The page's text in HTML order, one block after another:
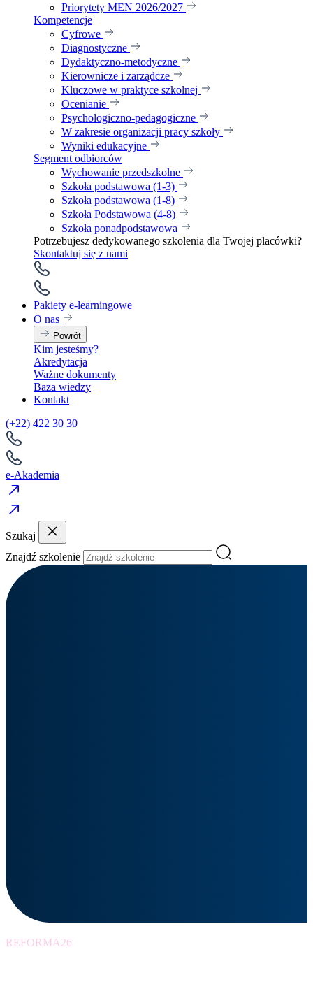
Priorytety MEN 2026/2027
Kompetencje
Cyfrowe
Diagnostyczne
Dydaktyczno-metodyczne
Kierownicze i zarządcze
Kluczowe w praktyce szkolnej
Ocenianie
Psychologiczno-pedagogiczne
W zakresie organizacji pracy szkoły
Wyniki edukacyjne
Segment odbiorców
Wychowanie przedszkolne
Szkoła podstawowa (1-3)
Szkoła podstawowa (1-8)
Szkoła Podstawowa (4-8)
Szkoła ponadpodstawowa
Potrzebujesz dedykowanego szkolenia dla Twojej placówki?
Skontaktuj się z nami
Pakiety e-learningowe
O nas
Powrót
Kim jesteśmy?
Akredytacja
Ważne dokumenty
Baza wiedzy
Kontakt
(+22) 422 30 30
e-Akademia
Szukaj
Znajdź szkolenie
REFORMA26